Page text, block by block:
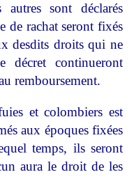
sont déclarés
de rachat seront fixés
desdits droits qui ne
décret continueront
remboursement.
et colombiers est
aux époques fixées
temps, ils seront
aura le droit de les